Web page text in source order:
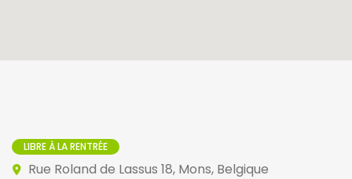
LIBRE À LA RENTRÉE
Rue Roland de Lassus 18, Mons, Belgique